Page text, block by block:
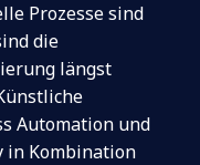
Prozesse sind
die
längst
Automation und
in Kombination